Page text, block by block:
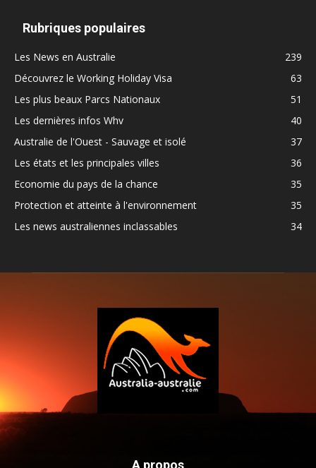
Rubriques populaires
Les News en Australie
239
Découvrez le Working Holiday Visa
63
Les plus beaux Parcs Nationaux
51
Les dernières infos Whv
40
Australie de l'Ouest - Sauvage et isolé
37
Les états et les principales villes
36
Economie du pays de la chance
35
Protection et atteinte à l'environnement
35
Les news australiennes inclassables
34
A propos